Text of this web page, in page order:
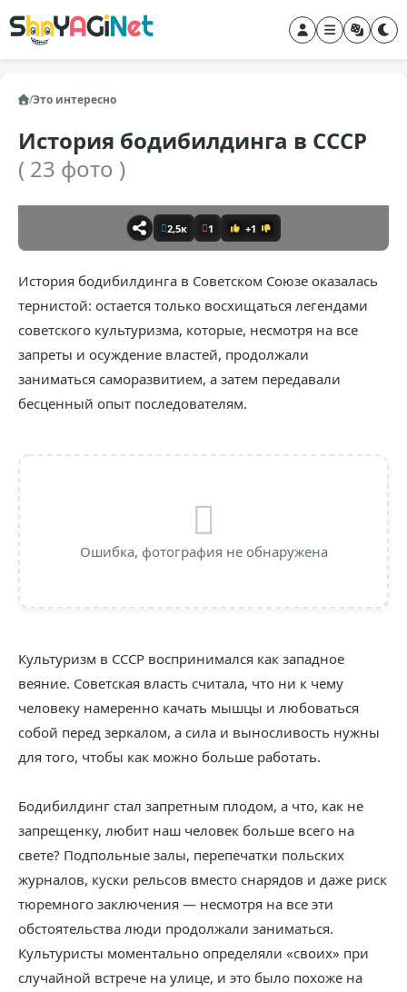
/Это интересно
История бодибилдинга в СССР
( 23 фото )
2,5к 1 +1
История бодибилдинга в Советском Союзе оказалась
тернистой: остается только восхищаться легендами
советского культуризма, которые, несмотря на все
запреты и осуждение властей, продолжали
заниматься саморазвитием, а затем передавали
бесценный опыт последователям.
Ошибка, фотография не обнаружена
Культуризм в СССР воспринимался как западное
веяние. Советская власть считала, что ни к чему
человеку намеренно качать мышцы и любоваться
собой перед зеркалом, а сила и выносливость нужны
для того, чтобы как можно больше работать.
Бодибилдинг стал запретным плодом, а что, как не
запрещенку, любит наш человек больше всего на
свете? Подпольные залы, перепечатки польских
журналов, куски рельсов вместо снарядов и даже риск
тюремного заключения — несмотря на все эти
обстоятельства люди продолжали заниматься.
Культуристы моментально определяли «своих» при
случайной встрече на улице, и это было похоже на